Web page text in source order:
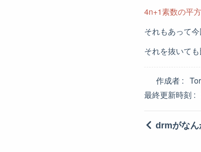
4n+1素数の平
それもあって
それを抜いて
作成者
最終更新時刻
drmがなん